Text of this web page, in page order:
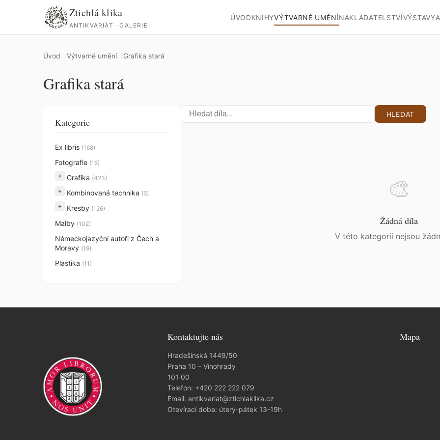
Ztichlá klika
ANTIKVARIÁT · GALERIE
ÚVODKNIHYVÝTVARNÉ UMĚNÍNAKLADATELSTVÍVÝSTAVY
Úvod Výtvarné umění Grafika stará
Grafika stará
Kategorie
Ex libris (168)
Fotografie (16)
+
Grafika (423)
+
Kombinovaná technika (6)
+
Kresby (126)
Malby (102)
Německojazyční autoři z Čech a
Moravy (19)
Plastika (11)
HLEDAT
🎨
Žádná díla
V této kategorii nejsou
Kontaktujte nás
Hradešínská 1449/50
Praha 10 – Vinohrady
101 00
Telefon: +420 222 222 079
Email: antikvariat@ztichlaklika.cz
Otevírací doba: úterý-pátek 13-19h
Mapa